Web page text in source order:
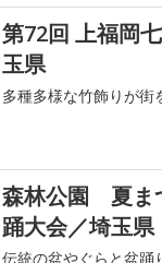
第72回 上福岡
玉県
多種多様な竹飾りが街
森林公園 夏ま
踊大会／埼玉県
伝統の盆やぐらと盆踊